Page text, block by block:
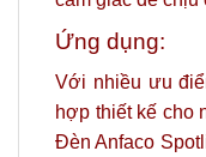
Ứng dụng:
Với nhiều ưu
hợp thiết kế cho
Đèn Anfaco